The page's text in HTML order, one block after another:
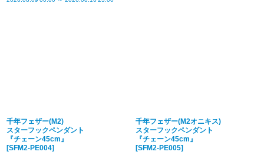
千年フェザー(M2)
スターフックペンダント
『チェーン45cm』
[SFM2-PE004]
千年フェザー(M2オニキス)
スターフックペンダント
『チェーン45cm』
[SFM2-PE005]